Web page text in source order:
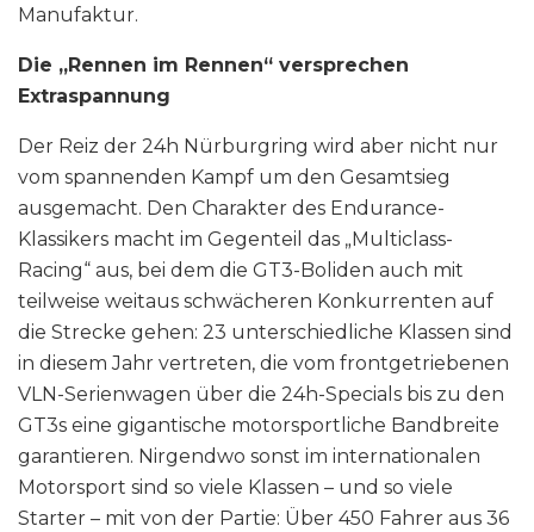
Manufaktur.
Die „Rennen im Rennen“ versprechen
Extraspannung
Der Reiz der 24h Nürburgring wird aber nicht nur
vom spannenden Kampf um den Gesamtsieg
ausgemacht. Den Charakter des Endurance-
Klassikers macht im Gegenteil das „Multiclass-
Racing“ aus, bei dem die GT3-Boliden auch mit
teilweise weitaus schwächeren Konkurrenten auf
die Strecke gehen: 23 unterschiedliche Klassen sind
in diesem Jahr vertreten, die vom frontgetriebenen
VLN-Serienwagen über die 24h-Specials bis zu den
GT3s eine gigantische motorsportliche Bandbreite
garantieren. Nirgendwo sonst im internationalen
Motorsport sind so viele Klassen – und so viele
Starter – mit von der Partie: Über 450 Fahrer aus 36